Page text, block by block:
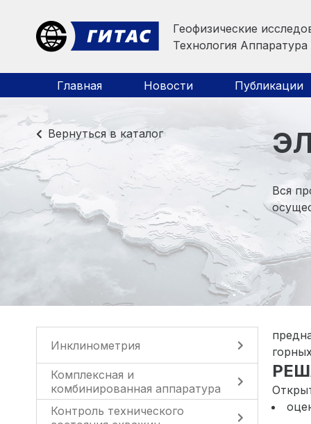
Геофизические
Технология
Главная Новости Публикации
Вернуться в каталог
Вся
Инклинометрия
Комплексная и
комбинированная аппаратура
Контроль технического